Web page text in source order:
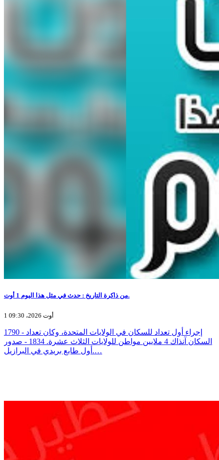
من ذاكرة التاريخ : حدث في مثل هذا اليوم 1 أوت.
1 أوت 2026، 09:30
1790 - إجراء أول تعداد للسكان في الولايات المتحدة، وكان تعداد
السكان آنذاك 4 ملايين مواطن للولايات الثلاث عشرة. 1834 - صدور
أول طابع بريدي في البرازيل.…